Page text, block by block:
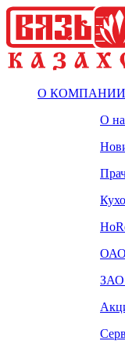
О КОМПАНИИ
О
ОАО
ЗАО